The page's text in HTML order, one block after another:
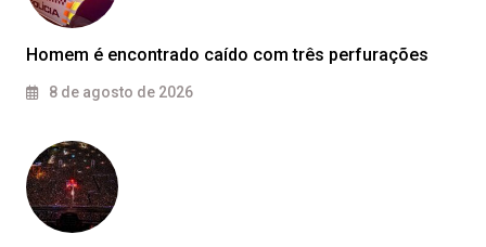
Homem é encontrado caído com três perfurações
8 de agosto de 2026